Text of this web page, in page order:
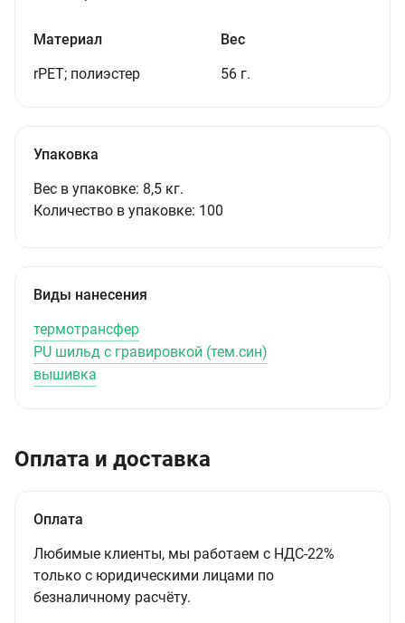
Материал
rPET; полиэстер
Вес
56 г.
Упаковка
Вес в упаковке: 8,5 кг.
Количество в упаковке: 100
Виды нанесения
термотрансфер
PU шильд с гравировкой (тем.син)
вышивка
Оплата и доставка
Оплата
Любимые клиенты, мы работаем с НДС-22%
только с юридическими лицами по
безналичному расчёту.